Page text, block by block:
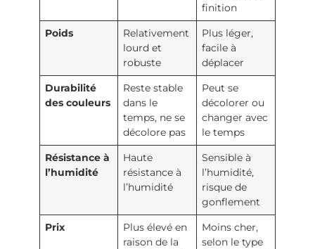
finition
Poids
Relativement
lourd et
robuste
Plus léger,
facile à
déplacer
Durabilité
des couleurs
Reste stable
dans le
temps, ne se
décolore pas
Peut se
décolorer ou
changer avec
le temps
Résistance à
l’humidité
Haute
résistance à
l’humidité
Sensible à
l’humidité,
risque de
gonflement
Prix
Plus élevé en
raison de la
Moins cher,
selon le type